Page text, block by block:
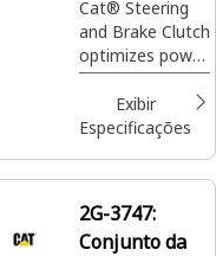
de Freio
Cat® Steering
and Brake Clutch
optimizes power
distribution for
effective
steering and
enhancing
stability
Exibir
Especificações
2G-3747:
Conjunto da